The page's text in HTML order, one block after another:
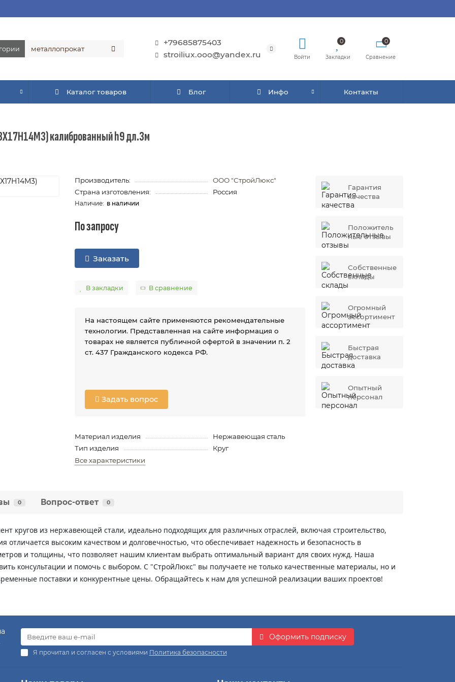
+79685875403
stroiliux.ooo@yandex.ru
Войти
0
Закладки
0
Сравнение
Каталог товаров Блог Инфо Контакты
калиброванный h9 дл.3м
Производитель:
ООО "СтройЛюкс"
Страна изготовления:
Россия
в наличии
По запросу
Заказать
В закладки В сравнение
На настоящем сайте применяются рекомендательные
технологии. Представленная на сайте информация о
товарах не является публичной офертой в значении п. 2
ст. 437 Гражданского кодекса РФ.
Задать вопрос
Материал изделия
Нержавеющая сталь
Тип изделия
Круг
Все характеристики
Гарантия
качества
Положитель
ные отзывы
Собственные
склады
Огромный
ассортимент
Быстрая
доставка
Опытный
персонал
0 Вопрос-ответ 0
кругов из нержавеющей стали, идеально подходящих для различных отраслей, включая строительство,
высоким качеством и долговечностью, что обеспечивает надежность и безопасность в
и толщины, что позволяет нашим клиентам выбрать оптимальный вариант для своих нужд. Наша
консультации и помочь с выбором. С "СтройЛюкс" вы получаете не только качественные материалы, но и
поставки и конкурентные цены. Обращайтесь к нам для успешной реализации ваших проектов!
Оформить подписку
Я прочитал и согласен с условиями Политика безопасности